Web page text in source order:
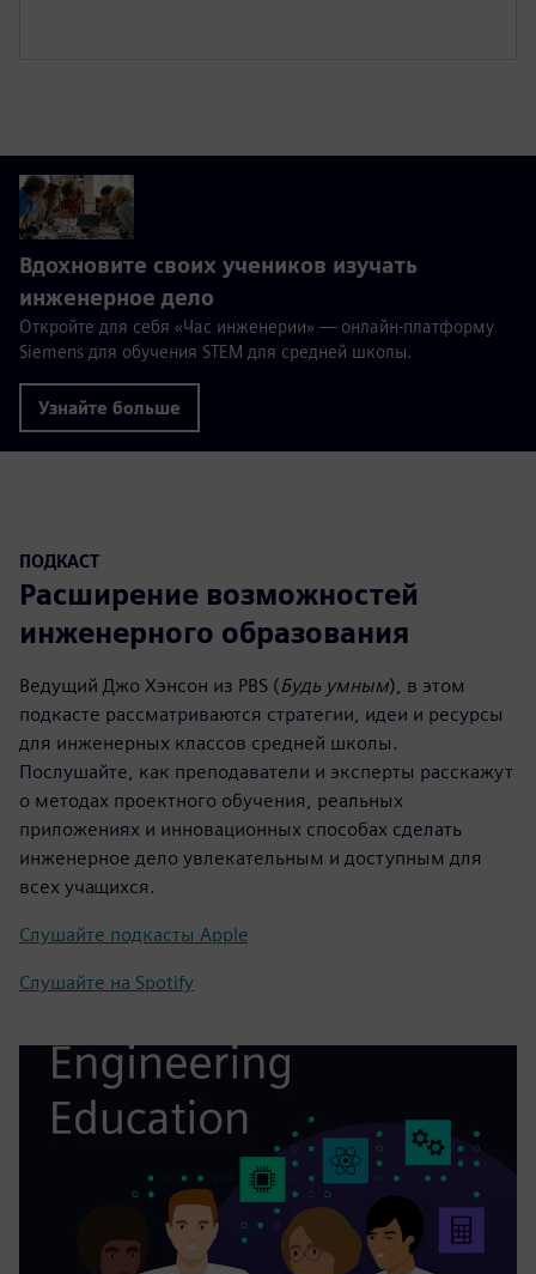
Вдохновите своих учеников изучать
инженерное дело
Откройте для себя «Час инженерии» — онлайн-платформу
Siemens для обучения STEM для средней школы.
Узнайте больше
ПОДКАСТ
Расширение возможностей
инженерного образования
Ведущий Джо Хэнсон из PBS (Будь умным), в этом
подкасте рассматриваются стратегии, идеи и ресурсы
для инженерных классов средней школы.
Послушайте, как преподаватели и эксперты расскажут
о методах проектного обучения, реальных
приложениях и инновационных способах сделать
инженерное дело увлекательным и доступным для
всех учащихся.
Слушайте подкасты Apple
Слушайте на Spotify